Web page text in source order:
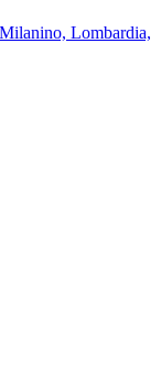
Lombardia,